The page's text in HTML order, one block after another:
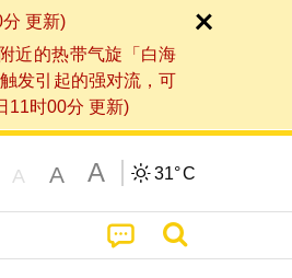
更新)
近的热带气旋「白海
发引起的强对流，可
11时00分 更新)
A A A 31°C